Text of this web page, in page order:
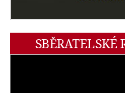
SBĚRATELSKÉ